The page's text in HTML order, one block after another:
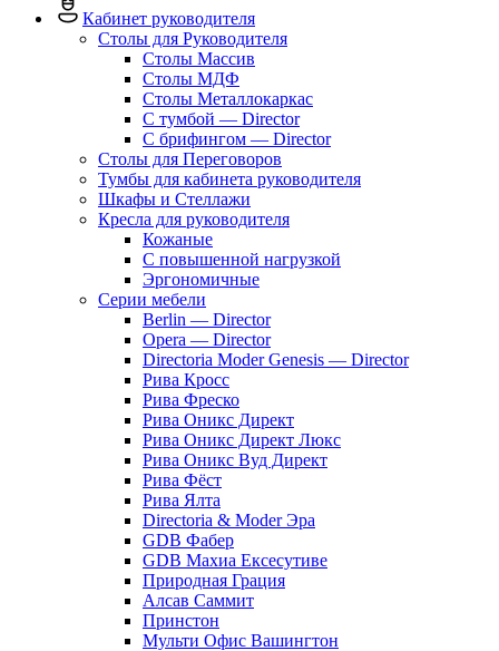
Кабинет руководителя
Столы для Руководителя
Столы Массив
Столы МДФ
Столы Металлокаркас
С тумбой — Director
C брифингом — Director
Столы для Переговоров
Тумбы для кабинета руководителя
Шкафы и Стеллажи
Кресла для руководителя
Кожаные
С повышенной нагрузкой
Эргономичные
Серии мебели
Berlin — Director
Opera — Director
Directoria Moder Genesis — Director
Рива Кросс
Рива Фреско
Рива Оникс Директ
Рива Оникс Директ Люкс
Рива Оникс Вуд Директ
Рива Фёст
Рива Ялта
Directoria & Moder Эра
GDB Фабер
GDB Махиа Ексесутиве
Природная Грация
Алсав Саммит
Принстон
Мульти Офис Вашингтон